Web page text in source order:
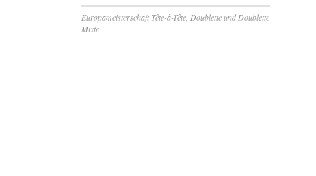
Europameisterschaft Tête-à-Tête, Doublette und Doublette
Mixte